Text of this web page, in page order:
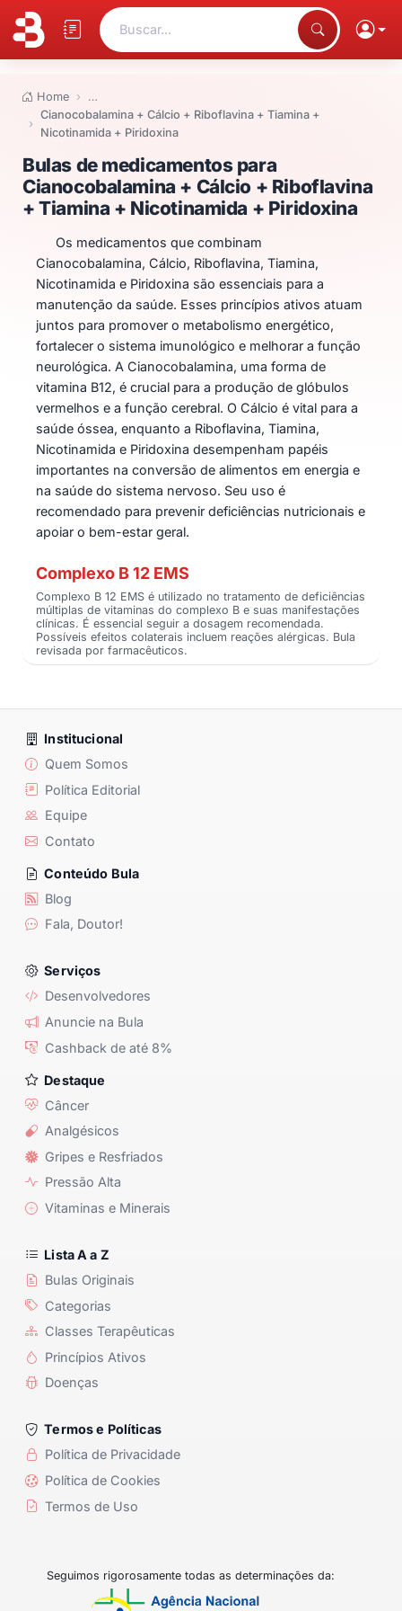
Buscar...
Home
…
Cianocobalamina + Cálcio + Riboflavina + Tiamina +
Nicotinamida + Piridoxina
Bulas de medicamentos para
Bulas de medicamentos para
Cianocobalamina + Cálcio + Riboflavina
+ Tiamina + Nicotinamida + Piridoxina
Os medicamentos que combinam
Cianocobalamina, Cálcio, Riboflavina, Tiamina,
Nicotinamida e Piridoxina são essenciais para a
manutenção da saúde. Esses princípios ativos atuam
juntos para promover o metabolismo energético,
fortalecer o sistema imunológico e melhorar a função
neurológica. A Cianocobalamina, uma forma de
vitamina B12, é crucial para a produção de glóbulos
vermelhos e a função cerebral. O Cálcio é vital para a
saúde óssea, enquanto a Riboflavina, Tiamina,
Nicotinamida e Piridoxina desempenham papéis
importantes na conversão de alimentos em energia e
na saúde do sistema nervoso. Seu uso é
recomendado para prevenir deficiências nutricionais e
apoiar o bem-estar geral.
Complexo B 12 EMS
Complexo B 12 EMS é utilizado no tratamento de deficiências
múltiplas de vitaminas do complexo B e suas manifestações
clínicas. É essencial seguir a dosagem recomendada.
Possíveis efeitos colaterais incluem reações alérgicas. Bula
revisada por farmacêuticos.
Institucional
Quem Somos
Política Editorial
Equipe
Contato
Conteúdo Bula
Blog
Fala, Doutor!
Serviços
Desenvolvedores
Anuncie na Bula
Cashback de até 8%
Destaque
Câncer
Analgésicos
Gripes e Resfriados
Pressão Alta
Vitaminas e Minerais
Lista A a Z
Bulas Originais
Categorias
Classes Terapêuticas
Princípios Ativos
Doenças
Termos e Políticas
Política de Privacidade
Política de Cookies
Termos de Uso
Seguimos rigorosamente todas as determinações da: